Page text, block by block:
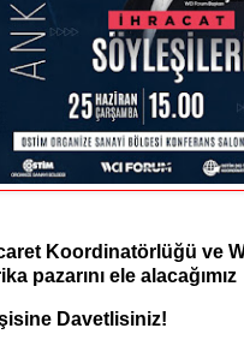
Koordinatörlüğü ve
pazarını ele alacağımız
Davetlisiniz!